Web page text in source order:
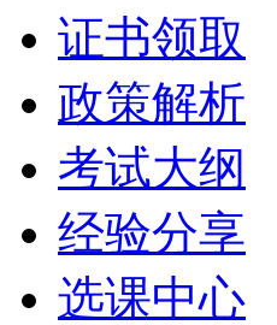
证书领取
政策解析
考试大纲
经验分享
选课中心